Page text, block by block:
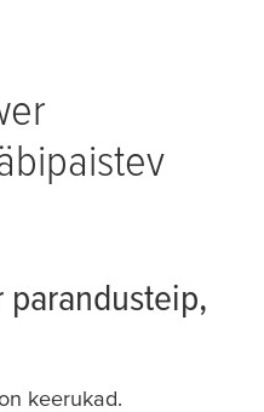
parandusteip,
keerukad.